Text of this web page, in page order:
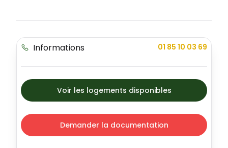
l’élégance et la modernité avec une offre variée
RIVES DE SEINE : la résidence idéale dans un
Seine est une ville attrayante avec ses
commerces, ses écoles et ses équipements
sportifs. La résidence RIVES DE SEINE offre un
cadre de vie privilégié en s'insérant
parfaitement dans ce paysage urbain
Informations 01 85 10 03 69
Voir les logements disponibles
Demander la documentation